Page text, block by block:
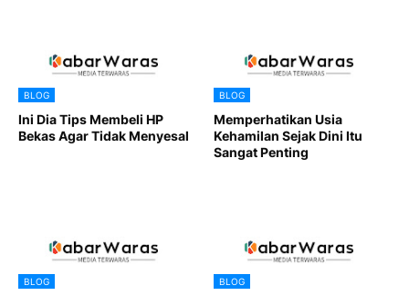
BLOG
Ini Dia Tips Membeli HP
Bekas Agar Tidak Menyesal
BLOG
Memperhatikan Usia
Kehamilan Sejak Dini Itu
Sangat Penting
BLOG BLOG